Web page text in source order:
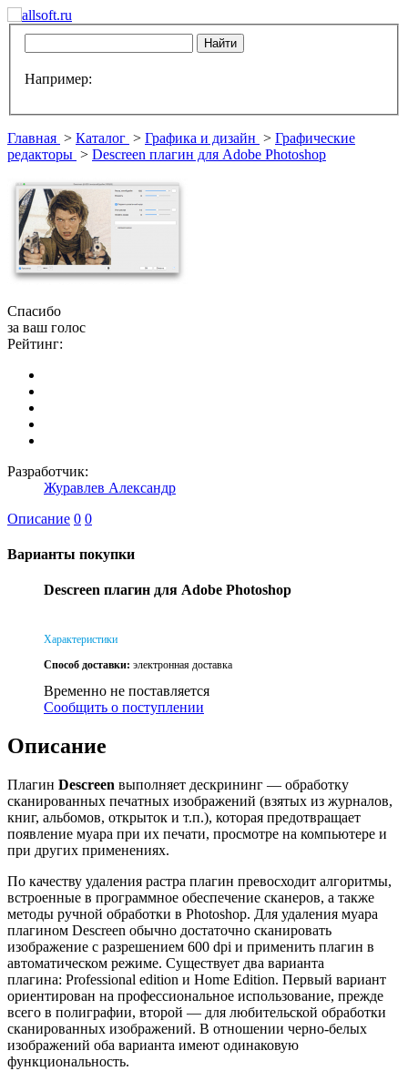
Например:
Главная > Каталог > Графика и дизайн > Графические
редакторы > Descreen плагин для Adobe Photoshop
Спасибо
за ваш голос
Рейтинг:
Разработчик:
Журавлев Александр
Описание 0 0
Варианты покупки
Descreen плагин для Adobe Photoshop
Характеристики
Способ доставки: электронная доставка
Временно не поставляется
Сообщить о поступлении
Описание
Плагин Descreen выполняет дескрининг — обработку
сканированных печатных изображений (взятых из журналов,
книг, альбомов, открыток и т.п.), которая предотвращает
появление муара при их печати, просмотре на компьютере и
при других применениях.
По качеству удаления растра плагин превосходит алгоритмы,
встроенные в программное обеспечение сканеров, а также
методы ручной обработки в Photoshop. Для удаления муара
плагином Descreen обычно достаточно сканировать
изображение с разрешением 600 dpi и применить плагин в
автоматическом режиме. Существует два варианта
плагина: Professional edition и Home Edition. Первый вариант
ориентирован на профессиональное использование, прежде
всего в полиграфии, второй — для любительской обработки
сканированных изображений. В отношении черно-белых
изображений оба варианта имеют одинаковую
функциональность.